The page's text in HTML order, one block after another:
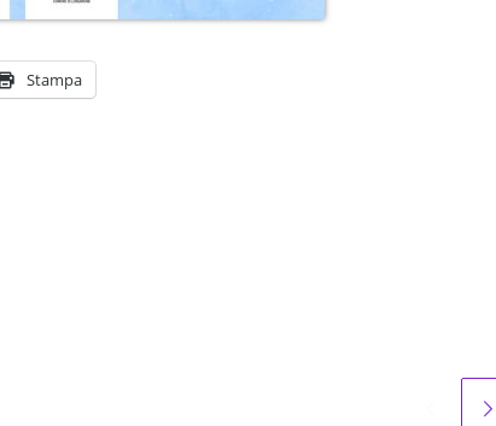
Stampa